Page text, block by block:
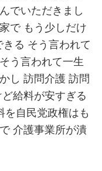
でいただきまし
で もう少しだけ
る そう言われて
う言われて一生
し 訪問介護 訪問
給料が安すぎる
を自民党政権はも
介護事業所が潰